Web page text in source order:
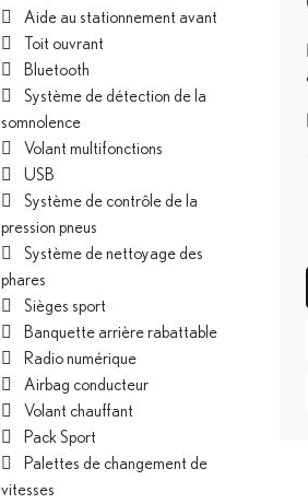
Aide au stationnement avant
Toit ouvrant
Bluetooth
Système de détection de la
somnolence
Volant multifonctions
USB
Système de contrôle de la
pression pneus
Système de nettoyage des
phares
Sièges sport
Banquette arrière rabattable
Radio numérique
Airbag conducteur
Volant chauffant
Pack Sport
Palettes de changement de
vitesses